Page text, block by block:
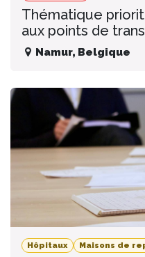
Thématique
aux points de
Namur, Belgique
Hôpitaux Maisons de